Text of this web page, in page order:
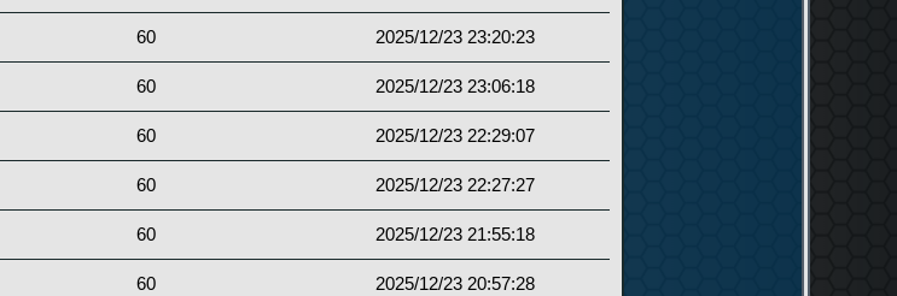
60 2025/12/23 23:20:23
60 2025/12/23 23:06:18
60 2025/12/23 22:29:07
60 2025/12/23 22:27:27
60 2025/12/23 21:55:18
60 2025/12/23 20:57:28